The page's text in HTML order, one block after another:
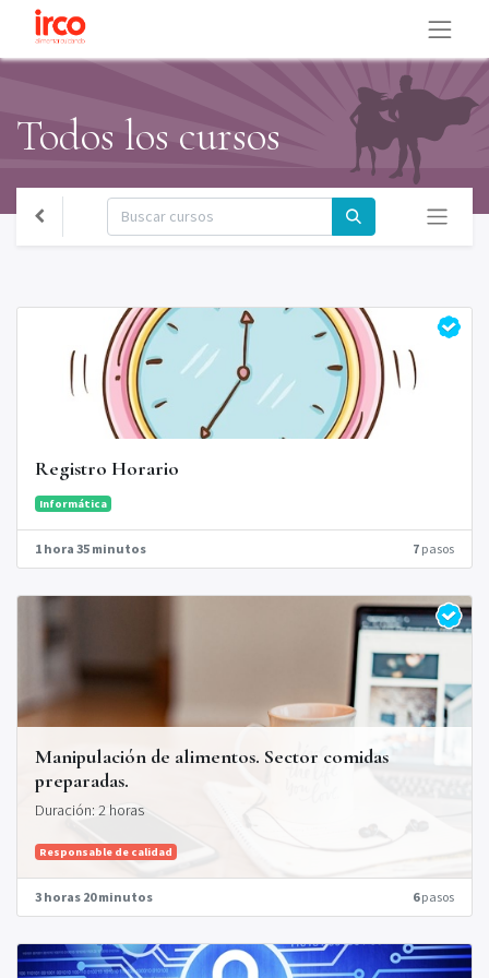
Todos los cursos
Registro Horario
Informática
1 hora 35 minutos 7 pasos
Manipulación de alimentos. Sector comidas
preparadas.
Duración: 2 horas
Responsable de calidad
3 horas 20 minutos 6pasos